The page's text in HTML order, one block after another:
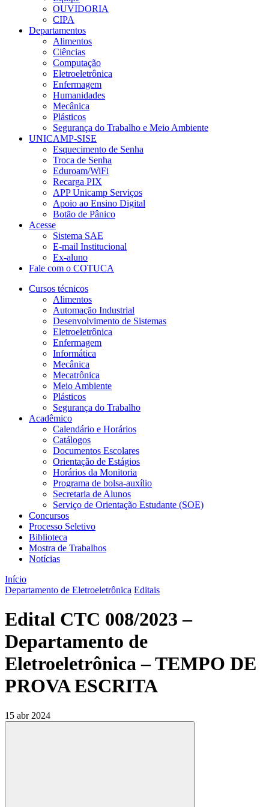
OUVIDORIA
CIPA
Departamentos
Alimentos
Ciências
Computação
Eletroeletrônica
Enfermagem
Humanidades
Mecânica
Plásticos
Segurança do Trabalho e Meio Ambiente
UNICAMP-SISE
Esquecimento de Senha
Troca de Senha
Eduroam/WiFi
Recarga PIX
APP Unicamp Serviços
Apoio ao Ensino Digital
Botão de Pânico
Acesse
Sistema SAE
E-mail Institucional
Ex-aluno
Fale com o COTUCA
Cursos técnicos
Alimentos
Automação Industrial
Desenvolvimento de Sistemas
Eletroeletrônica
Enfermagem
Informática
Mecânica
Mecatrônica
Meio Ambiente
Plásticos
Segurança do Trabalho
Acadêmico
Calendário e Horários
Catálogos
Documentos Escolares
Orientação de Estágios
Horários da Monitoria
Programa de bolsa-auxílio
Secretaria de Alunos
Serviço de Orientação Estudante (SOE)
Concursos
Processo Seletivo
Biblioteca
Mostra de Trabalhos
Notícias
Início
Departamento de Eletroeletrônica Editais
Edital CTC 008/2023 –
Departamento de
Eletroeletrônica – TEMPO DE
PROVA ESCRITA
15 abr 2024